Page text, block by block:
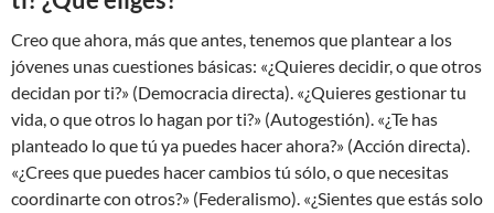
Creo que ahora, más que antes, tenemos que plantear a los
jóvenes unas cuestiones básicas: «¿Quieres decidir, o que otros
decidan por ti?» (Democracia directa). «¿Quieres gestionar tu
vida, o que otros lo hagan por ti?» (Autogestión). «¿Te has
planteado lo que tú ya puedes hacer ahora?» (Acción directa).
«¿Crees que puedes hacer cambios tú sólo, o que necesitas
coordinarte con otros?» (Federalismo). «¿Sientes que estás solo